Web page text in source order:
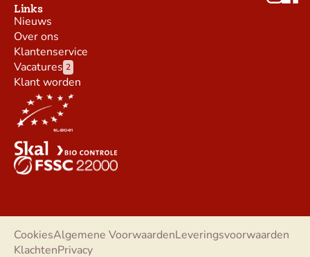
Links
Nieuws
Over ons
Klantenservice
Vacatures 2
Klant worden
CookiesAlgemene VoorwaardenLeveringsvoorwaarden
KlachtenPrivacy